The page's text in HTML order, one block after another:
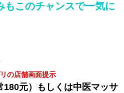
もこのチャンスで一気に
の店舗画面提示
180元）もしくは中医マッサ